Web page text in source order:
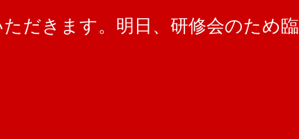
だきます。明日、研修会のため臨